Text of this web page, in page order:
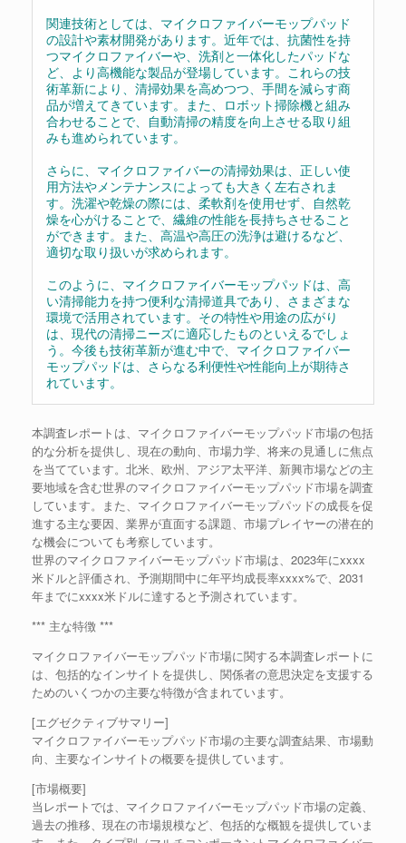
関連技術としては、マイクロファイバーモップパッド
の設計や素材開発があります。近年では、抗菌性を持
つマイクロファイバーや、洗剤と一体化したパッドな
ど、より高機能な製品が登場しています。これらの技
術革新により、清掃効果を高めつつ、手間を減らす商
品が増えてきています。また、ロボット掃除機と組み
合わせることで、自動清掃の精度を向上させる取り組
みも進められています。
さらに、マイクロファイバーの清掃効果は、正しい使
用方法やメンテナンスによっても大きく左右されま
す。洗濯や乾燥の際には、柔軟剤を使用せず、自然乾
燥を心がけることで、繊維の性能を長持ちさせること
ができます。また、高温や高圧の洗浄は避けるなど、
適切な取り扱いが求められます。
このように、マイクロファイバーモップパッドは、高
い清掃能力を持つ便利な清掃道具であり、さまざまな
環境で活用されています。その特性や用途の広がり
は、現代の清掃ニーズに適応したものといえるでしょ
う。今後も技術革新が進む中で、マイクロファイバー
モップパッドは、さらなる利便性や性能向上が期待さ
れています。
本調査レポートは、マイクロファイバーモップパッド市場の包括
的な分析を提供し、現在の動向、市場力学、将来の見通しに焦点
を当てています。北米、欧州、アジア太平洋、新興市場などの主
要地域を含む世界のマイクロファイバーモップパッド市場を調査
しています。また、マイクロファイバーモップパッドの成長を促
進する主な要因、業界が直面する課題、市場プレイヤーの潜在的
な機会についても考察しています。
世界のマイクロファイバーモップパッド市場は、2023年にxxxx
米ドルと評価され、予測期間中に年平均成長率xxxx%で、2031
年までにxxxx米ドルに達すると予測されています。
*** 主な特徴 ***
マイクロファイバーモップパッド市場に関する本調査レポートに
は、包括的なインサイトを提供し、関係者の意思決定を支援する
ためのいくつかの主要な特徴が含まれています。
[エグゼクティブサマリー]
マイクロファイバーモップパッド市場の主要な調査結果、市場動
向、主要なインサイトの概要を提供しています。
[市場概要]
当レポートでは、マイクロファイバーモップパッド市場の定義、
過去の推移、現在の市場規模など、包括的な概観を提供していま